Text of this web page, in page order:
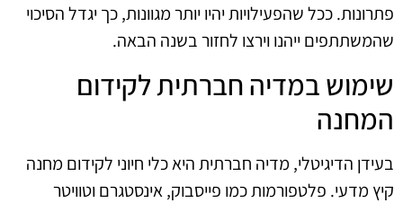
פתרונות. ככל שהפעילויות יהיו יותר מגוונות, כך יגדל הסיכוי
שהמשתתפים ייהנו וירצו לחזור בשנה הבאה.
שימוש במדיה חברתית לקידום
המחנה
בעידן הדיגיטלי, מדיה חברתית היא כלי חיוני לקידום מחנה
קיץ מדעי. פלטפורמות כמו פייסבוק, אינסטגרם וטוויטר